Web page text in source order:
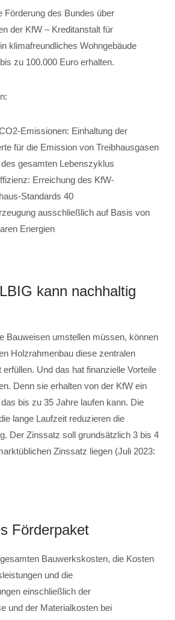
Förderung des Bundes über
der KfW – Kreditanstalt für
klimafreundliches Wohngebäude
zu 100.000 Euro erhalten.
Emissionen: Einhaltung der
für die Emission von Treibhausgasen
gesamten Lebenszyklus
Erreichung des KfW-
Standards 40
ausschließlich auf Basis von
Energien
kann nachhaltig
Bauweisen umstellen müssen, können
Holzrahmenbau diese zentralen
Und das hat finanzielle Vorteile
Denn sie erhalten von der KfW ein
bis zu 35 Jahre laufen kann. Die
lange Laufzeit reduzieren die
Der Zinssatz soll grundsätzlich 3 bis 4
Zinssatz liegen (Juli 2023:
Förderpaket
Bauwerkskosten, die Kosten
und die
einschließlich der
und der Materialkosten bei